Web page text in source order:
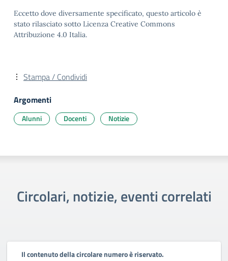
Eccetto dove diversamente specificato, questo articolo è
stato rilasciato sotto Licenza Creative Commons
Attribuzione 4.0 Italia.
Stampa / Condividi
Argomenti
Alunni Docenti Notizie
Circolari, notizie, eventi correlati
Il contenuto della circolare numero è riservato.